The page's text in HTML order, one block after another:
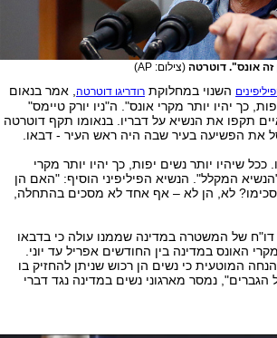
אונס". דוטרטה (צילום: AP)
השנוי במחלוקת רודריגו דוטרטה, אמר בנאום
כך יהיו יותר מקרי אונס". ה"ניו יורק טיימס"
תקפו את הנשיא על דבריו. בנאומו תקף דוטרטה
את הפשיעה בעיר שבה היה ראש העיר - דבאו.
שיהיו יותר נשים יפות, כך יהיו יותר מקרי
המקלל". הנשיא הפיליפיני הוסיף: "האם הן
לא, הן לא – אף אחד לא מסכים בהתחלה,
דו"ח של המשטרה במדינה שממנו עולה כי בדבאו
האונס במדינה בין החודשים אפריל עד יוני.
המוטעית כי נשים הן רכוש שניתן להחזיק בו
נמסר מארגוני נשים במדינה נגד דברי